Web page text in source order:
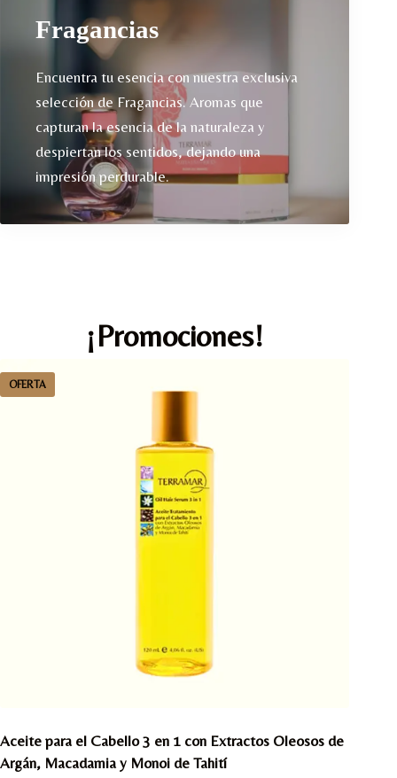
Fragancias
Encuentra tu esencia con nuestra exclusiva
selección de Fragancias. Aromas que
capturan la esencia de la naturaleza y
despiertan los sentidos, dejando una
impresión perdurable.
¡Promociones!
OFERTA
Aceite para el Cabello 3 en 1 con Extractos Oleosos de
Argán, Macadamia y Monoi de Tahití